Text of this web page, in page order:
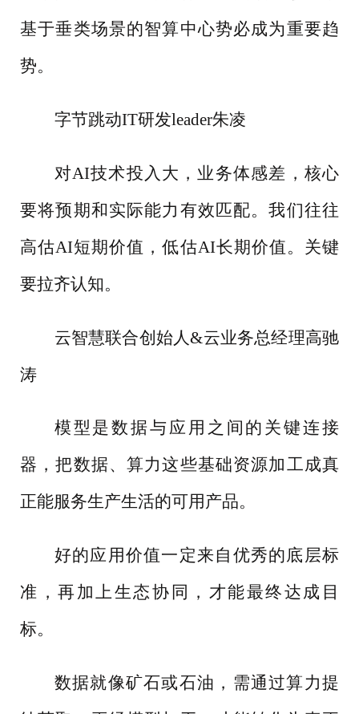
基于垂类场景的智算中心势必成为重要趋
势。
字节跳动IT研发leader朱凌
对AI技术投入大，业务体感差，核心
要将预期和实际能力有效匹配。我们往往
高估AI短期价值，低估AI长期价值。关键
要拉齐认知。
云智慧联合创始人&云业务总经理高驰
涛
模型是数据与应用之间的关键连接
器，把数据、算力这些基础资源加工成真
正能服务生产生活的可用产品。
好的应用价值一定来自优秀的底层标
准，再加上生态协同，才能最终达成目
标。
数据就像矿石或石油，需通过算力提